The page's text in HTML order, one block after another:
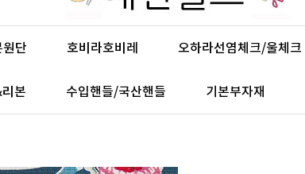
원단 호비라호비레 오하라선염체크/울체크
본 수입핸들/국산핸들 기본부자재